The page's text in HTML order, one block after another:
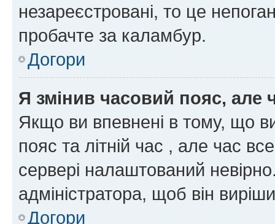
незареєстровані, то це
пробачте за каламбур.
Догори
Я змінив часовий пояс, але
Якщо ви впевнені в тому, що
пояс та літній час , але час
сервері налаштований
адміністратора, щоб він
Догори